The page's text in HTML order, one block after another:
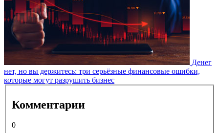
Денег
нет, но вы держитесь: три серьёзные финансовые ошибки,
которые могут разрушить бизнес
Комментарии
0